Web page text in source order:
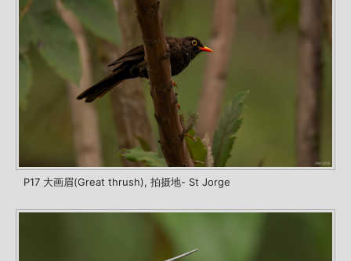
P17 大画眉(Great thrush), 拍摄地- St Jorge